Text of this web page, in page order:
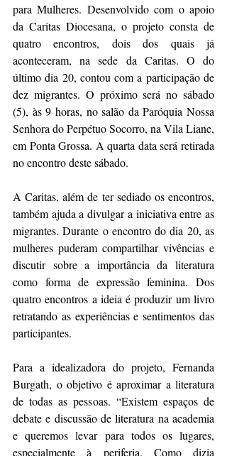
para Mulheres. Desenvolvido com o apoio
da Caritas Diocesana, o projeto consta de
quatro encontros, dois dos quais já
aconteceram, na sede da Caritas. O do
último dia 20, contou com a participação de
dez migrantes. O próximo será no sábado
(5), às 9 horas, no salão da Paróquia Nossa
Senhora do Perpétuo Socorro, na Vila Liane,
em Ponta Grossa. A quarta data será retirada
no encontro deste sábado.
A Caritas, além de ter sediado os encontros,
também ajuda a divulgar a iniciativa entre as
migrantes. Durante o encontro do dia 20, as
mulheres puderam compartilhar vivências e
discutir sobre a importância da literatura
como forma de expressão feminina. Dos
quatro encontros a ideia é produzir um livro
retratando as experiências e sentimentos das
participantes.
Para a idealizadora do projeto, Fernanda
Burgath, o objetivo é aproximar a literatura
de todas as pessoas. “Existem espaços de
debate e discussão de literatura na academia
e queremos levar para todos os lugares,
especialmente à periferia. Como dizia